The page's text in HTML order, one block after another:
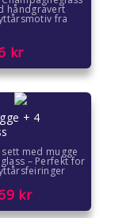
håndgravert
fra
kr
+ 4
sett med mugge
– Perfekt for
kr